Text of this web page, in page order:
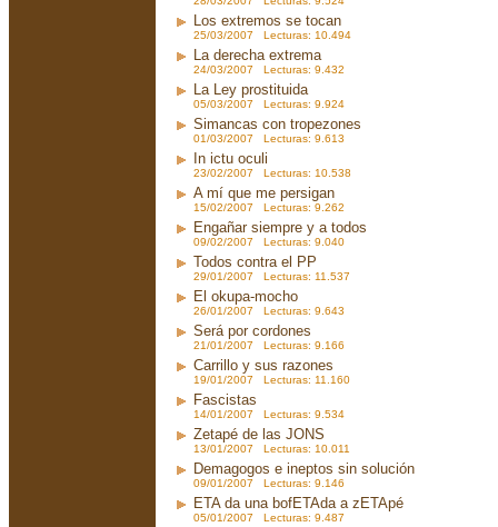
Los extremos se tocan
25/03/2007 Lecturas: 10.494
La derecha extrema
24/03/2007 Lecturas: 9.432
La Ley prostituida
05/03/2007 Lecturas: 9.924
Simancas con tropezones
01/03/2007 Lecturas: 9.613
In ictu oculi
23/02/2007 Lecturas: 10.538
A mí que me persigan
15/02/2007 Lecturas: 9.262
Engañar siempre y a todos
09/02/2007 Lecturas: 9.040
Todos contra el PP
29/01/2007 Lecturas: 11.537
El okupa-mocho
26/01/2007 Lecturas: 9.643
Será por cordones
21/01/2007 Lecturas: 9.166
Carrillo y sus razones
19/01/2007 Lecturas: 11.160
Fascistas
14/01/2007 Lecturas: 9.534
Zetapé de las JONS
13/01/2007 Lecturas: 10.011
Demagogos e ineptos sin solución
09/01/2007 Lecturas: 9.146
ETA da una bofETAda a zETApé
05/01/2007 Lecturas: 9.487